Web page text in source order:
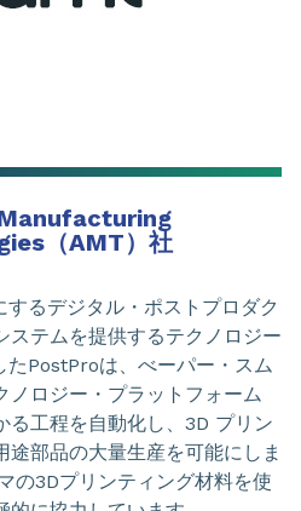
（AMT）社
るデジタル・ポストプロダク
ステムを提供するテクノロジー
PostProは、べーパー・スム
ノロジー・プラットフォーム
る工程を自動化し、3D プリン
途部品の大量生産を可能にしま
の3Dプリンティング材料を使